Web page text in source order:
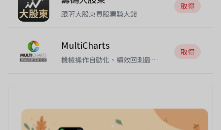
跟著大股東買股票賺大錢
取得
MultiCharts
機械操作自動化、績效回測最佳
取得